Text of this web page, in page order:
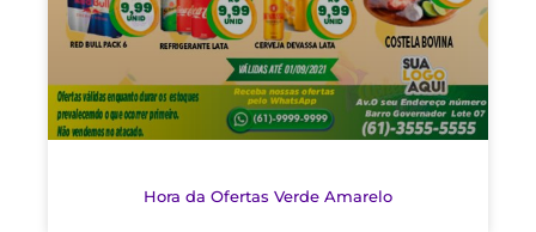
Hora da Ofertas Verde Amarelo